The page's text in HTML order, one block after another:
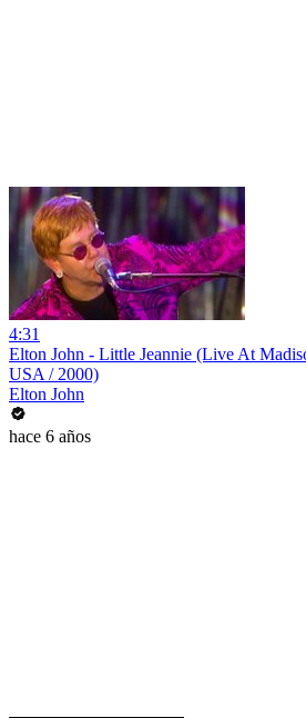
4:31
Elton John - Little Jeannie (Live At
USA / 2000)
Elton John
hace 6 años